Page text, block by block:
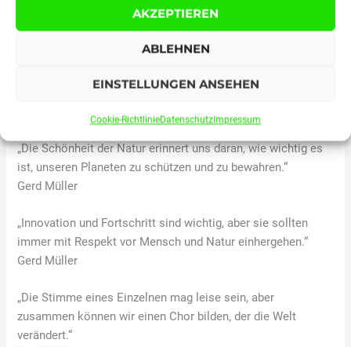
AKZEPTIEREN
ABLEHNEN
EINSTELLUNGEN ANSEHEN
Cookie-RichtlinieDatenschutzImpressum
wir zusammenhalten und gemeinsam Lösungen finden.“
Gerd Müller
Es liegt an uns, dieses Recht für alle zu gewährleisten.“
„Die Schönheit der Natur erinnert uns daran, wie wichtig es
ist, unseren Planeten zu schützen und zu bewahren.“
Gerd Müller
„Innovation und Fortschritt sind wichtig, aber sie sollten
immer mit Respekt vor Mensch und Natur einhergehen.“
Gerd Müller
„Die Stimme eines Einzelnen mag leise sein, aber
zusammen können wir einen Chor bilden, der die Welt
verändert.“